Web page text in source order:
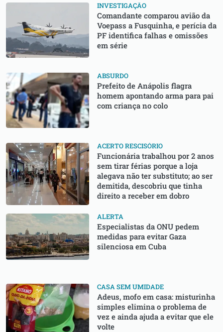
INVESTIGAÇÃO
Comandante comparou avião da
Voepass a Fusquinha, e perícia da
PF identifica falhas e omissões
em série
ABSURDO
Prefeito de Anápolis flagra
homem apontando arma para pai
com criança no colo
ACERTO RESCISÓRIO
Funcionária trabalhou por 2 anos
sem tirar férias porque a loja
alegava não ter substituto; ao ser
demitida, descobriu que tinha
direito a receber em dobro
ALERTA
Especialistas da ONU pedem
medidas para evitar Gaza
silenciosa em Cuba
CASA SEM UMIDADE
Adeus, mofo em casa: misturinha
simples elimina o problema de
vez e ainda ajuda a evitar que ele
volte